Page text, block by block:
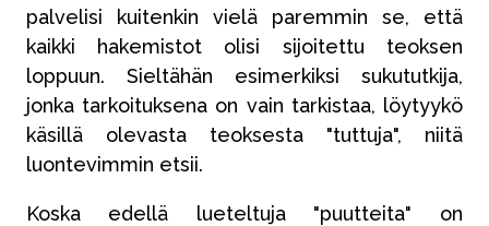
palvelisi kuitenkin vielä paremmin se, että
kaikki hakemistot olisi sijoitettu teoksen
loppuun. Sieltähän esimerkiksi sukututkija,
jonka tarkoituksena on vain tarkistaa, löytyykö
käsillä olevasta teoksesta "tuttuja", niitä
luontevimmin etsii.
Koska edellä lueteltuja "puutteita" on